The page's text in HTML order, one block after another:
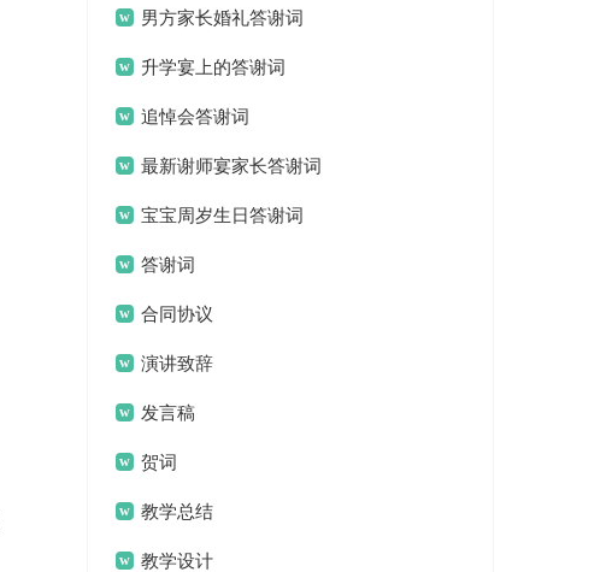
男方家长婚礼答谢词
升学宴上的答谢词
追悼会答谢词
最新谢师宴家长答谢词
宝宝周岁生日答谢词
答谢词
合同协议
演讲致辞
发言稿
贺词
教学总结
教学设计